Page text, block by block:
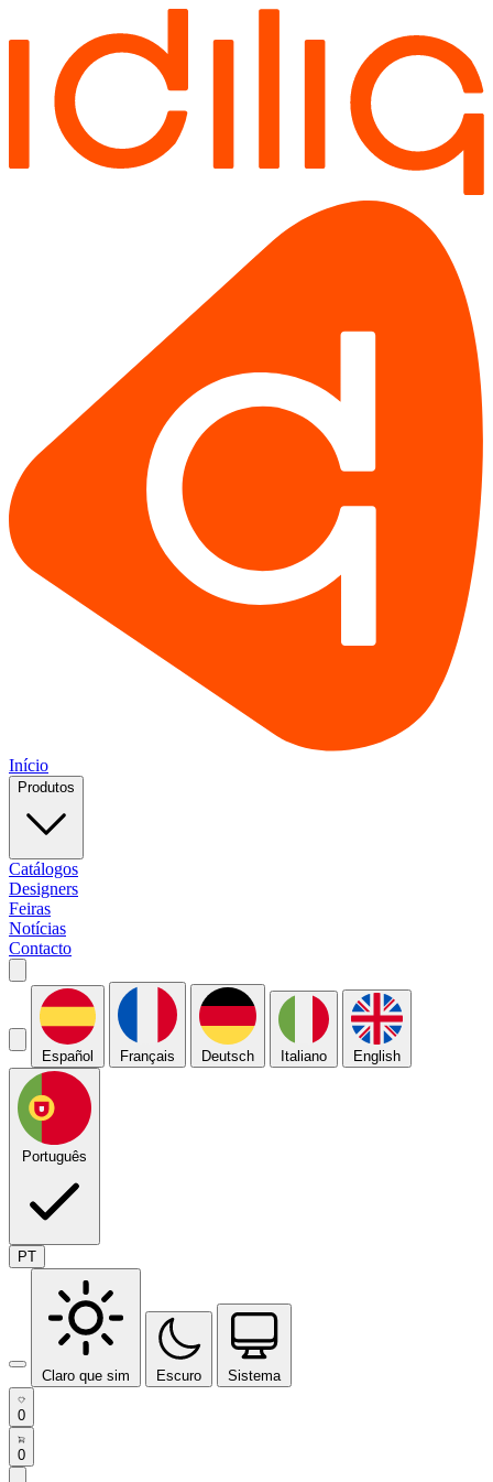
Início
Produtos
Catálogos
Designers
Feiras
Notícias
Contacto
Español Français Deutsch Italiano English
Português
PT
Claro que sim Escuro Sistema
0
0